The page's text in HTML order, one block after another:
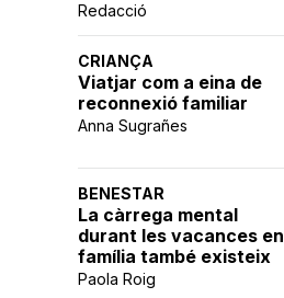
Redacció
CRIANÇA
Viatjar com a eina de
reconnexió familiar
Anna Sugrañes
BENESTAR
La càrrega mental
durant les vacances en
família també existeix
Paola Roig